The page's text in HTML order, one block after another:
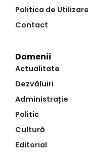
Politica de
Contact
Domenii
Actualitate
Dezvăluiri
Administrație
Politic
Cultură
Editorial